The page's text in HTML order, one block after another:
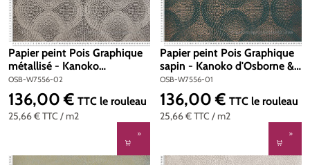
Papier peint Pois Graphique
métallisé - Kanoko
d'Osborne & Little | Réf.
OSB-W7556-02
OSB-W7556-02
25,66 €TTC / m2
Prix régulier :
136,00 € TTC le rouleau
Papier peint Pois Graphique
sapin - Kanoko d'Osborne &
Little | Réf. OSB-W7556-01
OSB-W7556-01
25,66 €TTC / m2
Prix régulier :
136,00 € TTC le rouleau